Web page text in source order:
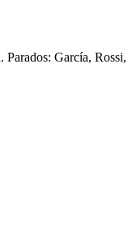
García, Rossi,